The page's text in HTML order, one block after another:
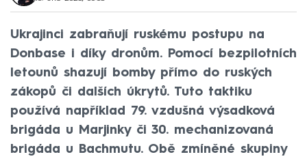
Ukrajinci zabraňují ruskému postupu na
Donbase i díky dronům. Pomocí bezpilotních
letounů shazují bomby přímo do ruských
zákopů či dalších úkrytů. Tuto taktiku
používá například 79. vzdušná výsadková
brigáda u Marjinky či 30. mechanizovaná
brigáda u Bachmutu. Obě zmíněné skupiny